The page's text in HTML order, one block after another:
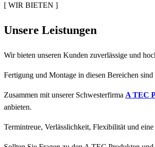
[ WIR BIETEN ]
Unsere Leistungen
Wir bieten unseren Kunden zuverlässige und
Fertigung und Montage in diesen Bereichen
Zusammen mit unserer Schwesterfirma A TEC
anbieten.
Termintreue, Verlässlichkeit, Flexibilität und